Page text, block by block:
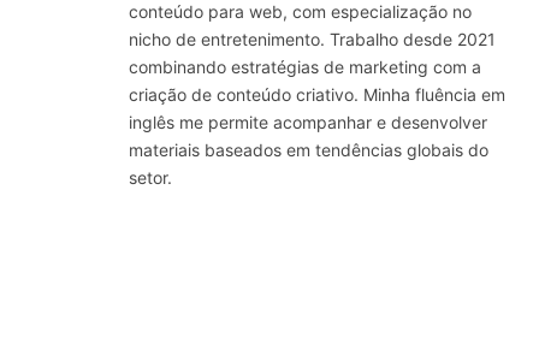
conteúdo para web, com especialização no
nicho de entretenimento. Trabalho desde 2021
combinando estratégias de marketing com a
criação de conteúdo criativo. Minha fluência em
inglês me permite acompanhar e desenvolver
materiais baseados em tendências globais do
setor.